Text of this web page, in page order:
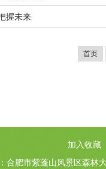
握未来
首页
加入收藏
合肥市紫蓬山风景区森林